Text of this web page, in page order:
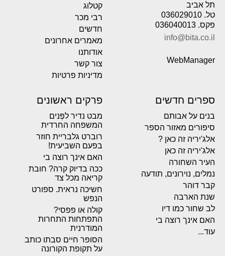
תל אביב
טל. 036029010
פקס. 036040013
info@bita.co.il
WebManager
קטלוג
רבי מכר
חדשים
מאמרים אחרונים
אודותנו
צור קשר
מדיניות פרטיות
ספרים חדשים
בנים על אבותם
סיפורים מאזור הספר
אלג'יריה זה כאן ?
אלג'יריה זה כאן
העיר השחורה
נמלים, נוירונים, תודעה
קבר דוהר
שנת הארבה
לב שחור כמו דיו
האם אינך רוצה בי
עוד...
פרקים ראשונים
מבט נדיר לפְּנים
המשפחה החרדית
רוברט גלבריית חוזר
בפעם השביעית!
האם אינך רוצה בי
ככה בדיוק קרה? חובת
קריאה מכל צד
חשיכה נראית. ספורט
הנפש
קולה או פפסי?
התפתחות התחרות
המודרנית
הסופר חיים סבתו כותב
על תקופת הקורונה